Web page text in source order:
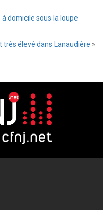
domicile sous la loupe
très élevé dans Lanaudière »